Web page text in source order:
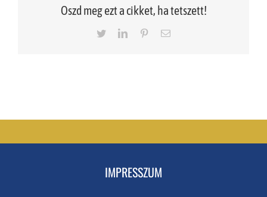
Oszd meg ezt a cikket, ha tetszett!
TwitterLinkedInPinterestEmail
IMPRESSZUM